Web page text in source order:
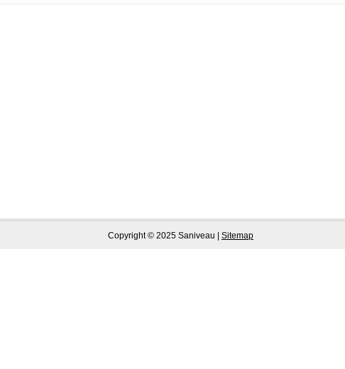
Copyright © 2025 Saniveau | Sitemap